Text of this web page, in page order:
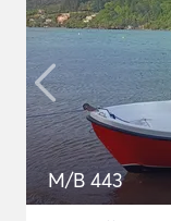
M/B 443